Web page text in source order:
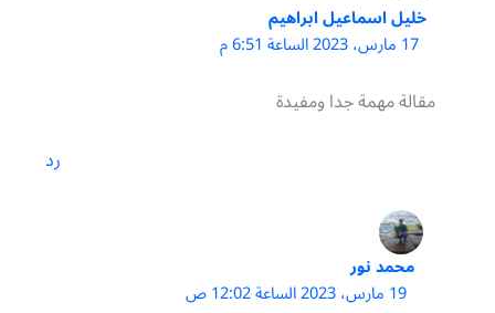
خليل اسماعيل ابراهيم
17 مارس، 2023 الساعة 6:51 م
مقالة مهمة جدا ومفيدة
رد
محمد نور
19 مارس، 2023 الساعة 12:02 ص